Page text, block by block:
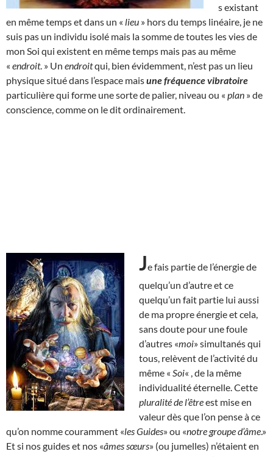
s existant
en même temps et dans un « lieu » hors du temps linéaire, je ne
suis pas un individu isolé mais la somme de toutes les vies de
mon Soi qui existent en même temps mais pas au même
« endroit. » Un endroitqui, bien évidemment, n’est pas un lieu
physique situé dans l’espace maisune fréquence vibratoire
particulière qui forme une sorte de palier, niveau ou « plan » de
conscience, comme on le dit ordinairement.
Je fais partie de l’énergie de
quelqu’un d’autre et ce
quelqu’un fait partie lui aussi
de ma propre énergie et cela,
sans doute pour une foule
d’autres «moi» simultanés qui
tous, relèvent de l’activité du
même « Soi« , de la même
individualité éternelle. Cette
pluralité de l’êtreest mise en
valeur dès que l’on pense à ce
qu’on nomme couramment «les Guides» ou «notre groupe d’âme.»
Et si nos guides et nos «âmes sœurs» (ou jumelles) n’étaient en